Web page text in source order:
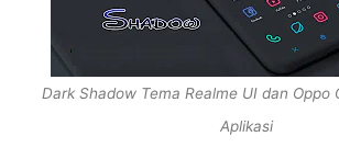
Dark Shadow Tema Realme UI dan Oppo
Aplikasi